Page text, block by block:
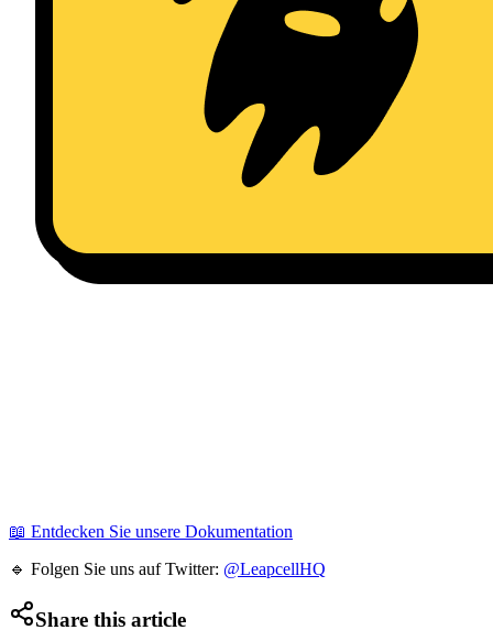
📖 Entdecken Sie unsere Dokumentation
🔹 Folgen Sie uns auf Twitter: @LeapcellHQ
Share this article